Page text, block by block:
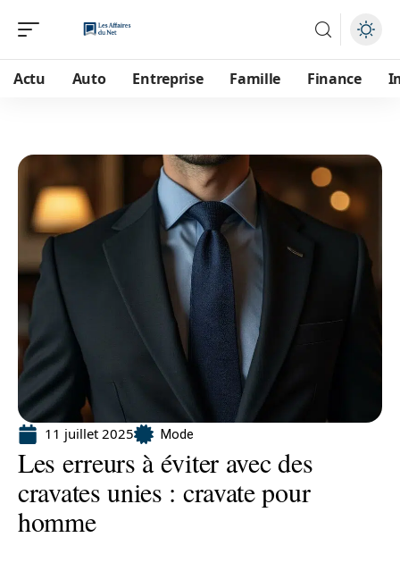
Actu Auto Entreprise Famille Finance
11 juillet 2025 Mode
Les erreurs à éviter avec des
cravates unies : cravate pour
homme